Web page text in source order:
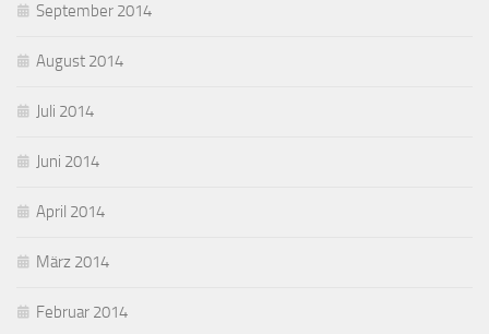
September 2014
August 2014
Juli 2014
Juni 2014
April 2014
März 2014
Februar 2014